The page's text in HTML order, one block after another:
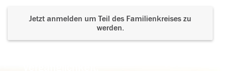
Jetzt anmelden um Teil des Familienkreises zu
werden.